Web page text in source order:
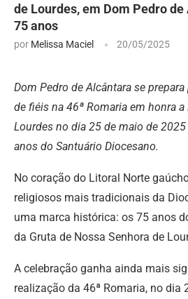
de Lourdes, em Dom Pedro
75 anos
por Melissa Maciel 20/05/2025
Dom Pedro de Alcântara se
de fiéis na 46ª Romaria em honra
Lourdes no dia 25 de maio de
anos do Santuário Diocesano.
No coração do Litoral Norte
religiosos mais tradicionais da
uma marca histórica: os 75 anos
da Gruta de Nossa Senhora de
A celebração ganha ainda mais
realização da 46ª Romaria, no dia